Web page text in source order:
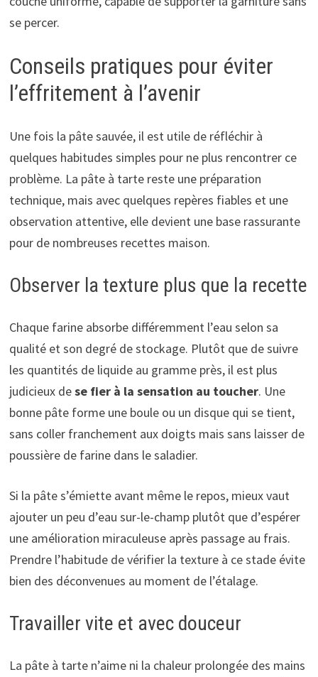
se percer.
Conseils pratiques pour éviter
l’effritement à l’avenir
Une fois la pâte sauvée, il est utile de réfléchir à
quelques habitudes simples pour ne plus rencontrer ce
problème. La pâte à tarte reste une préparation
technique, mais avec quelques repères fiables et une
observation attentive, elle devient une base rassurante
pour de nombreuses recettes maison.
Observer la texture plus que la recette
Chaque farine absorbe différemment l’eau selon sa
qualité et son degré de stockage. Plutôt que de suivre
les quantités de liquide au gramme près, il est plus
judicieux dese fier à la sensation au toucher. Une
bonne pâte forme une boule ou un disque qui se tient,
sans coller franchement aux doigts mais sans laisser de
poussière de farine dans le saladier.
Si la pâte s’émiette avant même le repos, mieux vaut
ajouter un peu d’eau sur-le-champ plutôt que d’espérer
une amélioration miraculeuse après passage au frais.
Prendre l’habitude de vérifier la texture à ce stade évite
bien des déconvenues au moment de l’étalage.
Travailler vite et avec douceur
La pâte à tarte n’aime ni la chaleur prolongée des mains